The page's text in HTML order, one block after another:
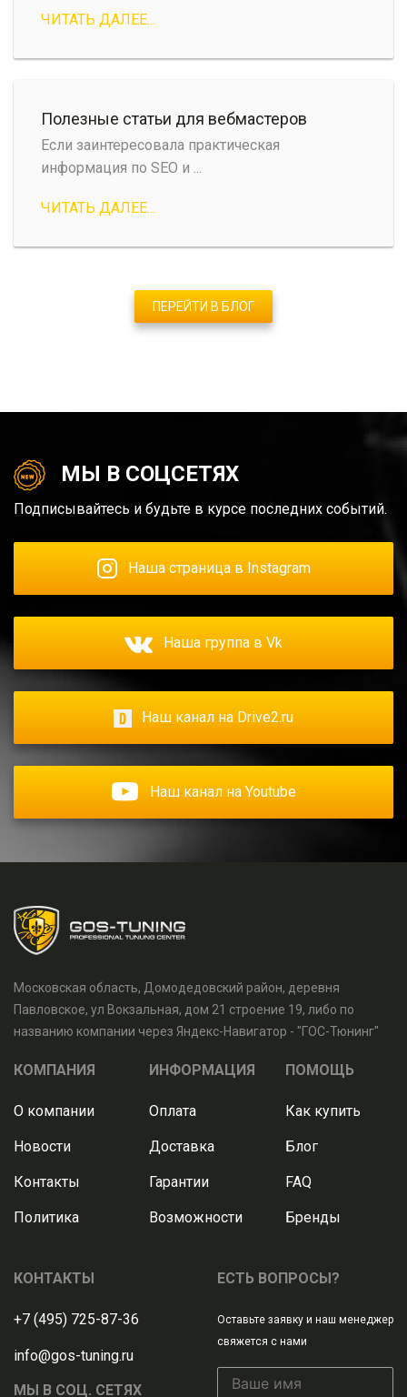
ЧИТАТЬ ДАЛЕЕ...
Полезные статьи для вебмастеров
Если заинтересовала практическая
информация по SEO и ...
ЧИТАТЬ ДАЛЕЕ...
ПЕРЕЙТИ В БЛОГ
МЫ В СОЦСЕТЯХ
Подписывайтесь и будьте в курсе последних событий.
Наша страница в Instagram
Наша группа в Vk
Наш канал на Drive2.ru
Наш канал на Youtube
Московская область, Домодедовский район, деревня
Павловское, ул Вокзальная, дом 21 строение 19, либо по
названию компании через Яндекс-Навигатор - "ГОС-Тюнинг"
КОМПАНИЯ
О компании
Новости
Контакты
Политика
ИНФОРМАЦИЯ
Оплата
Доставка
Гарантии
Возможности
ПОМОЩЬ
Как купить
Блог
FAQ
Бренды
КОНТАКТЫ
+7 (495) 725-87-36
info@gos-tuning.ru
МЫ В СОЦ. СЕТЯХ
ЕСТЬ ВОПРОСЫ?
Оставьте заявку и наш менеджер
свяжется с нами